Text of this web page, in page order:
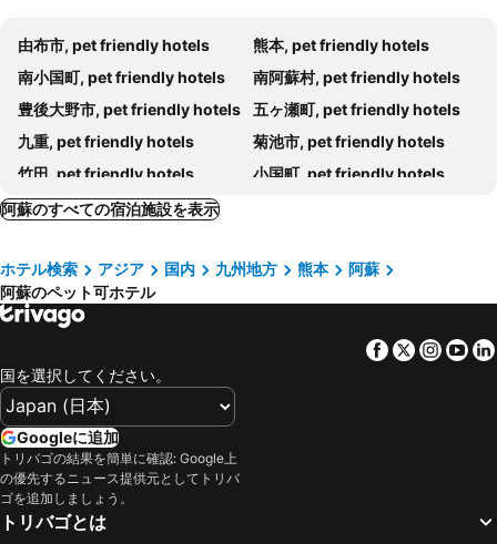
由布市, pet friendly hotels
熊本, pet friendly hotels
南小国町, pet friendly hotels
南阿蘇村, pet friendly hotels
豊後大野市, pet friendly hotels
五ヶ瀬町, pet friendly hotels
九重, pet friendly hotels
菊池市, pet friendly hotels
竹田, pet friendly hotels
小国町, pet friendly hotels
日田, pet friendly hotels
阿蘇のすべての宿泊施設を表示
ホテル検索 アジア 国内 九州地方 熊本
阿蘇
阿蘇のペット可ホテル
Facebook
Twitter
国を選択してください。
Googleに追加
トリバゴの結果を簡単に確認: Google上
の優先するニュース提供元としてトリバ
ゴを追加しましょう。
トリバゴとは